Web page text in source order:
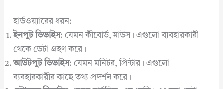
হার্ডওয়্যারের ধরন:
ইনপুট ডিভাইস: যেমন কীবোর্ড, মাউস। এগুলো ব্যবহারকারী
থেকে ডেটা গ্রহণ করে।
আউটপুট ডিভাইস: যেমন মনিটর, প্রিন্টার। এগুলো
ব্যবহারকারীর কাছে তথ্য প্রদর্শন করে।